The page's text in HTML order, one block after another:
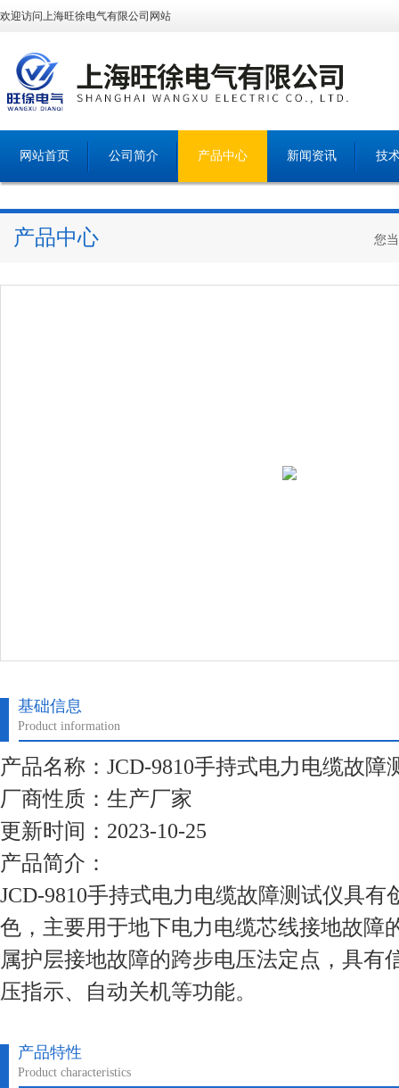
欢迎访问上海旺徐电气有限公司网站
网站首页 公司简介 产品中心 新闻资讯 技
产品中心 您
基础信息
Product information
产品名称：JCD-9810手持式电力电缆故障
厂商性质：生产厂家
更新时间：2023-10-25
产品简介：
JCD-9810手持式电力电缆故障测试仪具有
色，主要用于地下电力电缆芯线接地故障
属护层接地故障的跨步电压法定点，具有
压指示、自动关机等功能。
产品特性
Product characteristics